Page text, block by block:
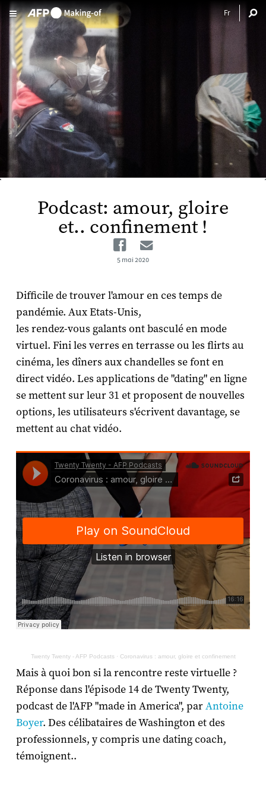
Aller au contenu principal
Podcast: amour, gloire
et.. confinement !
Facebook
5 mai 2020
Difficile de trouver l'amour en ces temps de
pandémie. Aux Etats-Unis,
les rendez-vous galants ont basculé en mode
virtuel. Fini les verres en terrasse ou les flirts au
cinéma, les dîners aux chandelles se font en
direct vidéo. Les applications de "dating" en ligne
se mettent sur leur 31 et proposent de nouvelles
options, les utilisateurs s'écrivent davantage, se
mettent au chat vidéo.
Twenty Twenty - AFP Podcasts· Coronavirus : amour, gloire et confinement
Mais à quoi bon si la rencontre reste virtuelle ?
Réponse dans l'épisode 14 de Twenty Twenty,
podcast de l'AFP "made in America", parAntoine
Boyer. Des célibataires de Washington et des
professionnels, y compris une dating coach,
témoignent..